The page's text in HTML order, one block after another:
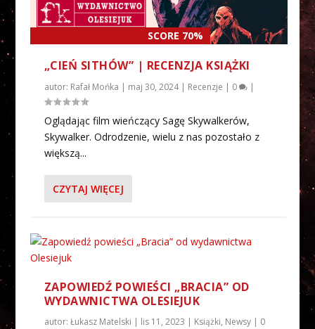
PEWNEGO PUN...
OD WY...
REPUBLIKA. ŚCIEŻK...
„AHSOKA”...
STRACONY DLA JEDI...
SCORE 70%
„CIEŃ SITHÓW” | RECENZJA KSIĄŻKI
autor: Rafał Mońka | maj 30, 2024| Recenzje | 0 |
Oglądając film wieńczący Sagę Skywalkerów,
Skywalker. Odrodzenie, wielu z nas pozostało z
większą...
CZYTAJ WIĘCEJ
ZAPOWIEDŹ POWIEŚCI „BRACIA” OD
WYDAWNICTWA OLESIEJUK
autor: Łukasz Matelski | lis 11, 2023 | Książki, Newsy| 0